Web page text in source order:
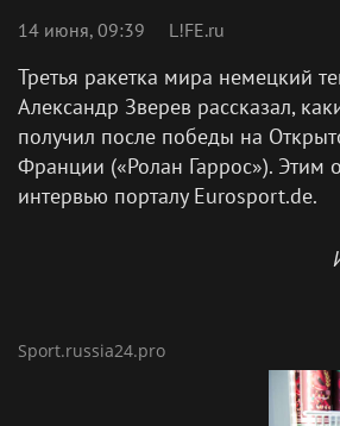
14 июня, 09:39 L!FE.ru
Третья ракетка мира немецкий
Александр Зверев рассказал,
получил после победы на
Франции («Ролан Гаррос»). Этим
интервью порталу Eurosport.de.
Sport.russia24.pro